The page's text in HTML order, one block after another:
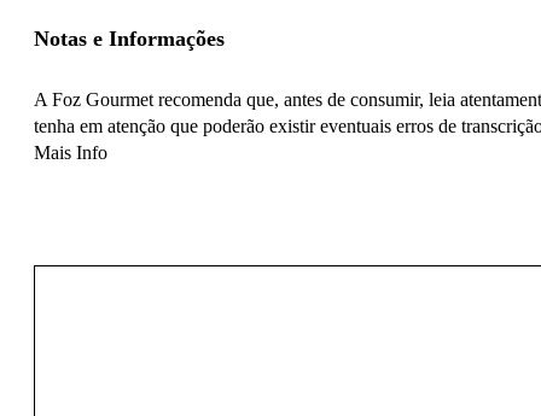
Notas e Informações
A Foz Gourmet recomenda que, antes de consumir, leia
tenha em atenção que poderão existir eventuais erros de
Mais Info